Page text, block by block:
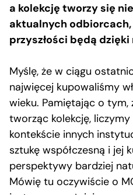
a kolekcję tworzy się
aktualnych
przyszłości będą
Myślę, że w ciągu
najwięcej kupowaliśmy
wieku. Pamiętając o tym,
tworząc kolekcję, liczymy
kontekście innych
sztukę współczesną i jej
perspektywy bardziej
Mówię tu oczywiście o